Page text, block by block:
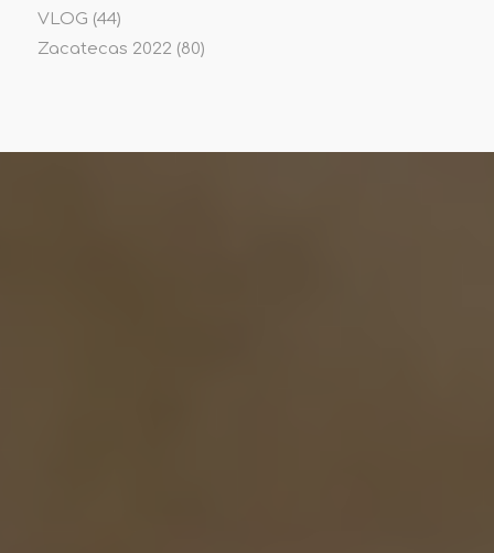
VLOG (44)
Zacatecas 2022 (80)